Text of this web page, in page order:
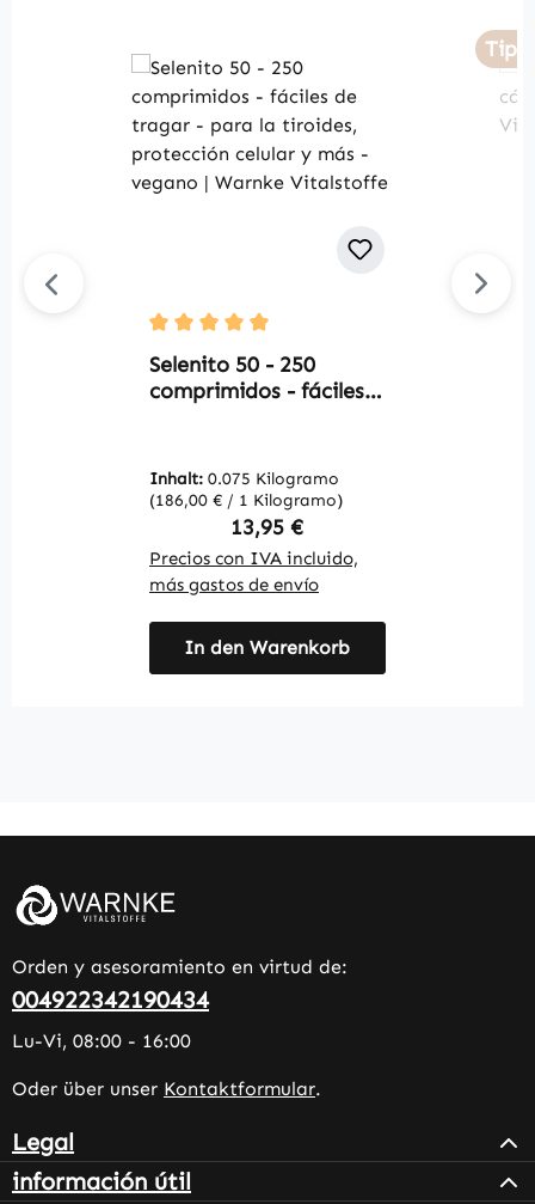
Durchschnittliche Bewertung von 5 von 5
Selenito 50 - 250
comprimidos - fáciles
celular y más - vegano
| Warnke Vitalstoffe
Inhalt: 0.075 Kilogramo
(186,00 € / 1 Kilogramo)
Regulärer Preis:
13,95 €
Precios con IVA incluido,
más gastos de envío
In den Warenkorb
Tipp
Orden y asesoramiento en virtud de:
004922342190434
Lu-Vi, 08:00 - 16:00
Oder über unser Kontaktformular.
Legal
información útil